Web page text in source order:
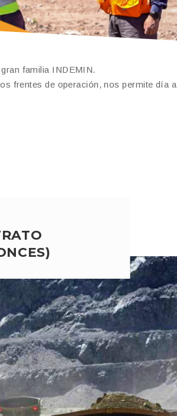
familia INDEMIN.
frentes de operación, nos permite día a